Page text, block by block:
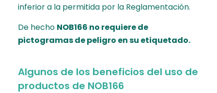
inferior a la permitida por la Reglamentación.
De hecho NOB166 no requiere de
pictogramas de peligro en su etiquetado.
Algunos de los beneficios del uso de
productos de NOB166